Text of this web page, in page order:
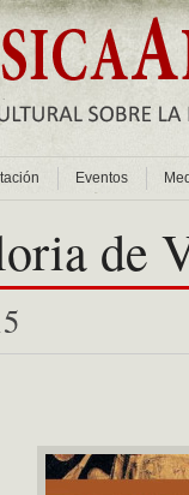
Eventos
de